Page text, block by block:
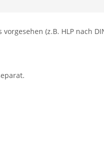
(z.B. HLP nach